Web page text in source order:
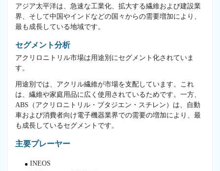
アジア太平洋は、急速な工業化、拡大する繊維および建設業
界、そして中国やインドなどの国々からの需要増加により、
最も成長している地域です。
セグメント分析
アクリロニトリル市場は用途別にセグメント化されていま
す。
用途別では、アクリル繊維が市場を支配しています。これ
は、繊維や家庭用品に広く使用されているためです。一方、
ABS（アクリロニトリル・ブタジエン・スチレン）は、自動
車および消費者向け電子機器業界での需要の増加により、最
も成長しているセグメントです。
主要プレーヤー
INEOS